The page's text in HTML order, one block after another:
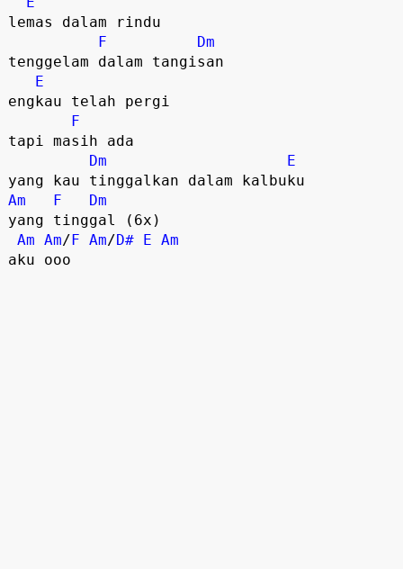
lemas dalam rindu
F
Dm
tenggelam dalam tangisan
E
engkau telah pergi
F
tapi masih ada
Dm
E
yang kau tinggalkan dalam kalbuku
Am
F
Dm
yang tinggal (6x)
Am Am/F Am/D# E Am
aku ooo